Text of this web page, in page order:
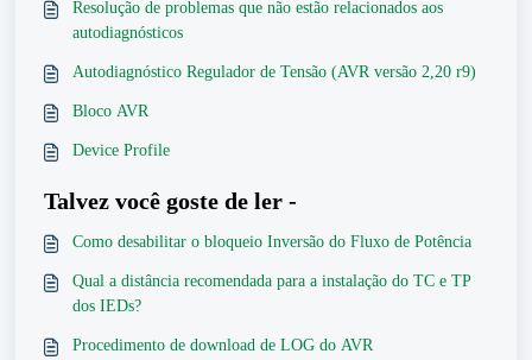
Resolução de problemas que não estão relacionados aos
autodiagnósticos
Autodiagnóstico Regulador de Tensão (AVR versão 2,20 r9)
Bloco AVR
Device Profile
Talvez você goste de ler -
Como desabilitar o bloqueio Inversão do Fluxo de Potência
Qual a distância recomendada para a instalação do TC e TP
dos IEDs?
Procedimento de download de LOG do AVR